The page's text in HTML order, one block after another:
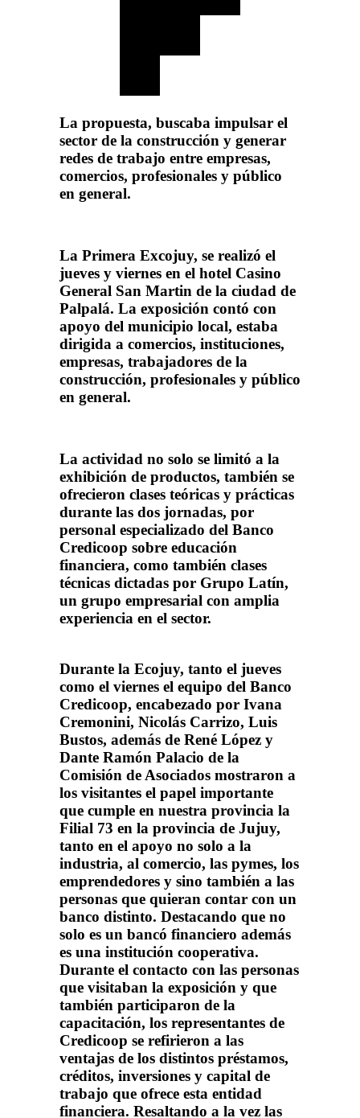
La propuesta, buscaba impulsar el
sector de la construcción y generar
redes de trabajo entre empresas,
comercios, profesionales y público
en general.
La Primera Excojuy, se realizó el
jueves y viernes en el hotel Casino
General San Martin de la ciudad de
Palpalá. La exposición contó con
apoyo del municipio local, estaba
dirigida a comercios, instituciones,
empresas, trabajadores de la
construcción, profesionales y público
en general.
La actividad no solo se limitó a la
exhibición de productos, también se
ofrecieron clases teóricas y prácticas
durante las dos jornadas, por
personal especializado del Banco
Credicoop sobre educación
financiera, como también clases
técnicas dictadas por Grupo Latín,
un grupo empresarial con amplia
experiencia en el sector.
Durante la Ecojuy, tanto el jueves
como el viernes el equipo del Banco
Credicoop, encabezado por Ivana
Cremonini, Nicolás Carrizo, Luis
Bustos, además de René López y
Dante Ramón Palacio de la
Comisión de Asociados mostraron a
los visitantes el papel importante
que cumple en nuestra provincia la
Filial 73 en la provincia de Jujuy,
tanto en el apoyo no solo a la
industria, al comercio, las pymes, los
emprendedores y sino también a las
personas que quieran contar con un
banco distinto. Destacando que no
solo es un bancó financiero además
es una institución cooperativa.
Durante el contacto con las personas
que visitaban la exposición y que
también participaron de la
capacitación, los representantes de
Credicoop se refirieron a las
ventajas de los distintos préstamos,
créditos, inversiones y capital de
trabajo que ofrece esta entidad
financiera. Resaltando a la vez las